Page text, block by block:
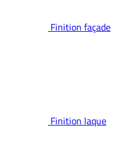
Finition façade
Finition laque